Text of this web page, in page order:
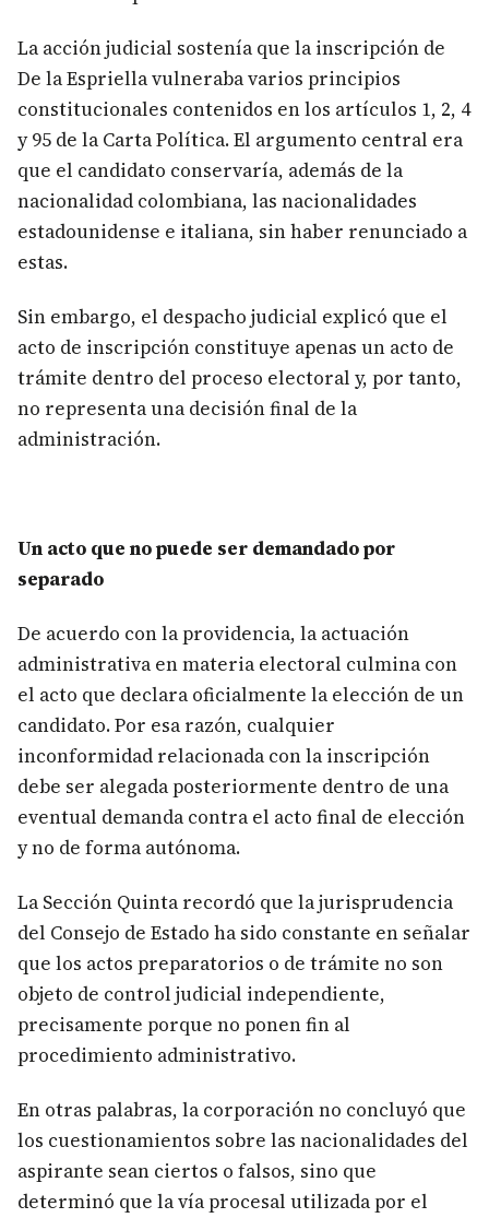
La acción judicial sostenía que la inscripción de
De la Espriella vulneraba varios principios
constitucionales contenidos en los artículos 1, 2, 4
y 95 de la Carta Política. El argumento central era
que el candidato conservaría, además de la
nacionalidad colombiana, las nacionalidades
estadounidense e italiana, sin haber renunciado a
estas.
Sin embargo, el despacho judicial explicó que el
acto de inscripción constituye apenas un acto de
trámite dentro del proceso electoral y, por tanto,
no representa una decisión final de la
administración.
Un acto que no puede ser demandado por
separado
De acuerdo con la providencia, la actuación
administrativa en materia electoral culmina con
el acto que declara oficialmente la elección de un
candidato. Por esa razón, cualquier
inconformidad relacionada con la inscripción
debe ser alegada posteriormente dentro de una
eventual demanda contra el acto final de elección
y no de forma autónoma.
La Sección Quinta recordó que la jurisprudencia
del Consejo de Estado ha sido constante en señalar
que los actos preparatorios o de trámite no son
objeto de control judicial independiente,
precisamente porque no ponen fin al
procedimiento administrativo.
En otras palabras, la corporación no concluyó que
los cuestionamientos sobre las nacionalidades del
aspirante sean ciertos o falsos, sino que
determinó que la vía procesal utilizada por el